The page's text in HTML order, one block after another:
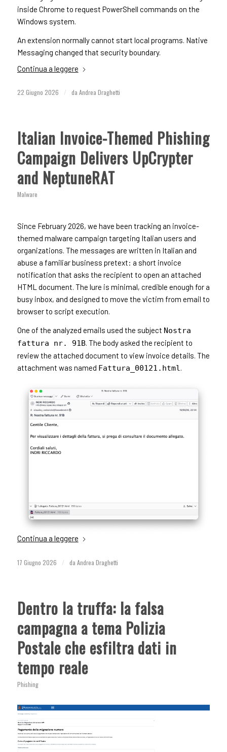
inside Chrome to request PowerShell commands on the
Windows system.
An extension normally cannot start local programs. Native
Messaging changed that security boundary.
Continua a leggere
22 Giugno 2026 / da Andrea Draghetti
Italian Invoice-Themed Phishing
Campaign Delivers UpCrypter
and NeptuneRAT
Malware
Since February 2026, we have been tracking an invoice-
themed malware campaign targeting Italian users and
organizations. The messages are written in Italian and
abuse a familiar business pretext: a short invoice
notification that asks the recipient to open an attached
HTML document. The lure is minimal, credible enough for a
busy inbox, and designed to move the victim from email to
browser to script execution.
One of the analyzed emails used the subject Nostra
fattura nr. 91B. The body asked the recipient to
review the attached document to view invoice details. The
attachment was named Fattura_00121.html.
Continua a leggere
17 Giugno 2026 / da Andrea Draghetti
Dentro la truffa: la falsa
campagna a tema Polizia
Postale che esfiltra dati in
tempo reale
Phishing